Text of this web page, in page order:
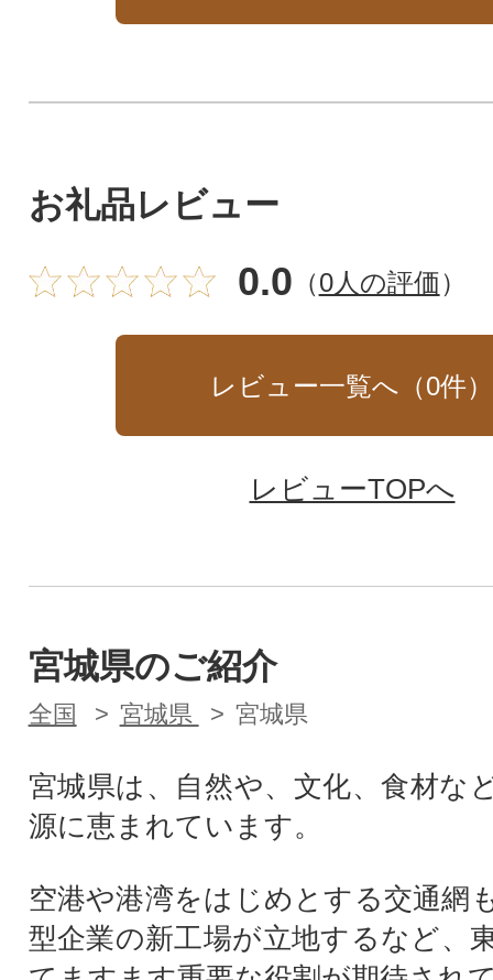
お礼品レビュー
0.0 （0人の評価）
レビュー一覧へ（0件）
レビューTOPへ
宮城県のご紹介
全国 宮城県 宮城県
宮城県は、自然や、文化、食材な
源に恵まれています。
空港や港湾をはじめとする交通網
型企業の新工場が立地するなど、